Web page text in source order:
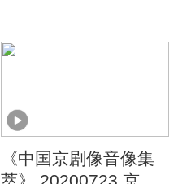
《中国京剧像音像集